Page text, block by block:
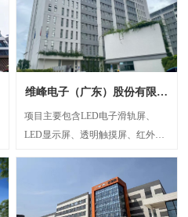
维峰电子（广东）股份有限公
司弱电智能化项目案例
项目主要包含LED电子滑轨屏、
LED显示屏、透明触摸屏、红外触
琐、呈现单一等问题，将展厅的多
个显示屏打造成一个既可统一协作